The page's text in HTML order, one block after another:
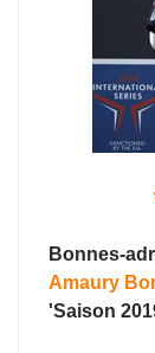
Bonnes-
Amaury
'Saison